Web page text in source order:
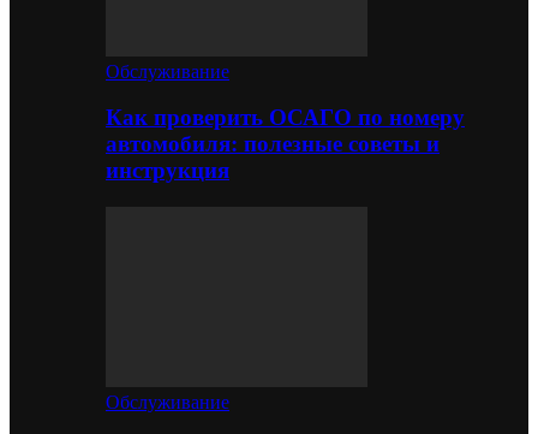
Обслуживание
Как проверить ОСАГО по номеру
автомобиля: полезные советы и
инструкция
Обслуживание